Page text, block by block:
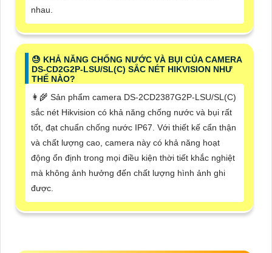
nhau.
😓 KHẢ NĂNG CHỐNG NƯỚC VÀ BỤI CỦA CAMERA
DS-CD2G2P-LSU/SL(C) SẮC NÉT HIKVISION NHƯ
THẾ NÀO?
👩‍🌾 Sản phẩm camera DS-2CD2387G2P-LSU/SL(C)
sắc nét Hikvision có khả năng chống nước và bụi rất
tốt, đạt chuẩn chống nước IP67. Với thiết kế cẩn thận
và chất lượng cao, camera này có khả năng hoạt
động ổn định trong mọi điều kiện thời tiết khắc nghiệt
mà không ảnh hưởng đến chất lượng hình ảnh ghi
được.